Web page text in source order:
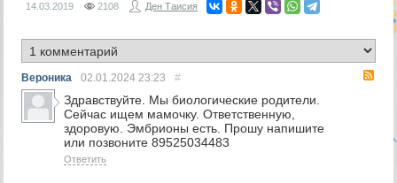
14.03.2019 2108 Ден Таисия
Вероника 02.01.2024 23:23 #
Здравствуйте. Мы биологические родители.
Сейчас ищем мамочку. Ответственную,
здоровую. Эмбрионы есть. Прошу напишите
или позвоните 89525034483
Ответить